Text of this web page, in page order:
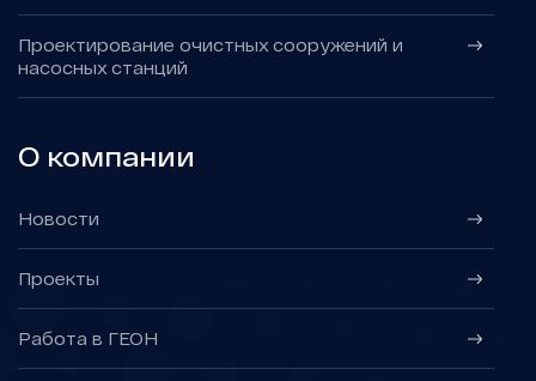
Проектирование очистных сооружений и
насосных станций
О компании
Новости
Проекты
Работа в ГЕОН